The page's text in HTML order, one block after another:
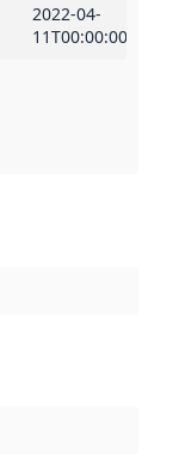
2022-04-
11T00:00:00Z